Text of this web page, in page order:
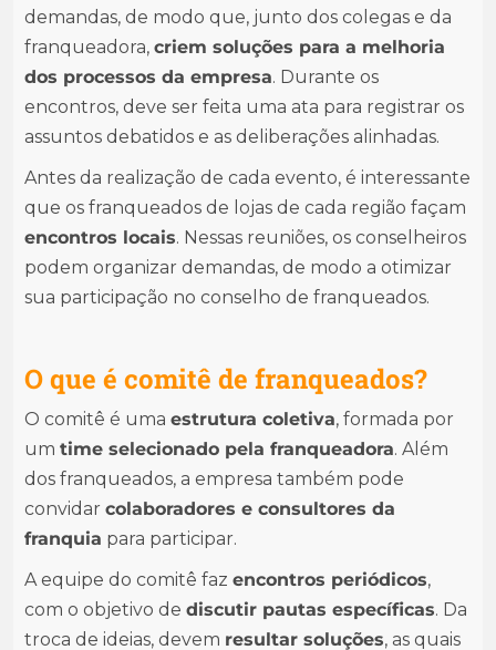
demandas, de modo que, junto dos colegas e da
franqueadora, criem soluções para a melhoria
dos processos da empresa. Durante os
encontros, deve ser feita uma ata para registrar os
assuntos debatidos e as deliberações alinhadas.
Antes da realização de cada evento, é interessante
que os franqueados de lojas de cada região façam
encontros locais. Nessas reuniões, os conselheiros
podem organizar demandas, de modo a otimizar
sua participação no conselho de franqueados.
O que é comitê de franqueados?
O comitê é uma estrutura coletiva, formada por
um time selecionado pela franqueadora. Além
dos franqueados, a empresa também pode
convidar colaboradores e consultores da
franquia para participar.
A equipe do comitê faz encontros periódicos,
com o objetivo de discutir pautas específicas. Da
troca de ideias, devem resultar soluções, as quais